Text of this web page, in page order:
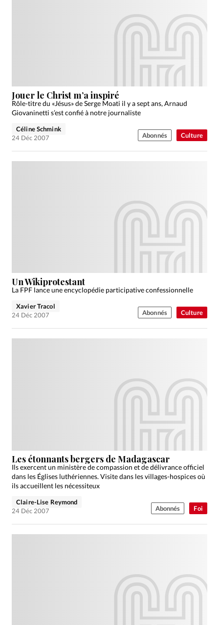
Culture
Jouer le Christ m’a inspiré
Rôle-titre du «Jésus» de Serge Moati il y a sept ans, Arnaud
Giovaninetti s’est confié à notre journaliste
Céline Schmink
24 Déc 2007
Abonnés
Culture
Un Wikiprotestant
La FPF lance une encyclopédie participative confessionnelle
Xavier Tracol
24 Déc 2007
Abonnés
Foi
Les étonnants bergers de Madagascar
Ils exercent un ministère de compassion et de délivrance officiel
dans les Églises luthériennes. Visite dans les villages-hospices où
ils accueillent les nécessiteux
Claire-Lise Reymond
24 Déc 2007
Abonnés